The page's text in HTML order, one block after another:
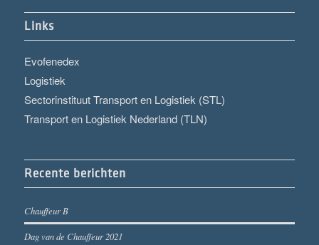
Links
Evofenedex
Logistiek
Sectorinstituut Transport en Logistiek (STL)
Transport en Logistiek Nederland (TLN)
Recente berichten
Chauffeur B
Dag van de Chauffeur 2021